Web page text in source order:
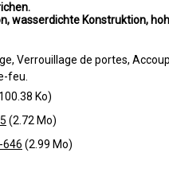
wasserdichte Konstruktion
Verrouillage de portes
feu
Ko)
(2.72 Mo)
646 (2.99 Mo)